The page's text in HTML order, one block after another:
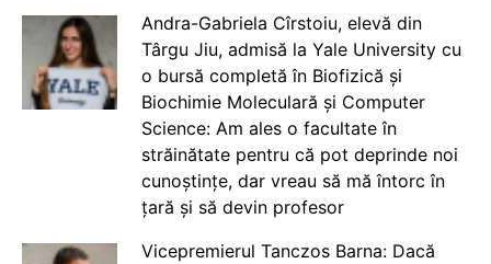
Andra-Gabriela Cîrstoiu, elevă din
Târgu Jiu, admisă la Yale University cu
o bursă completă în Biofizică și
Biochimie Moleculară și Computer
Science: Am ales o facultate în
străinătate pentru că pot deprinde noi
cunoștințe, dar vreau să mă întorc în
țară și să devin profesor
Vicepremierul Tanczos Barna: Dacă